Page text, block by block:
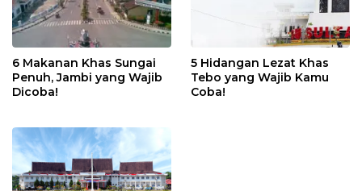
6 Makanan Khas Sungai
Penuh, Jambi yang Wajib
Dicoba!
5 Hidangan Lezat Khas
Tebo yang Wajib Kamu
Coba!